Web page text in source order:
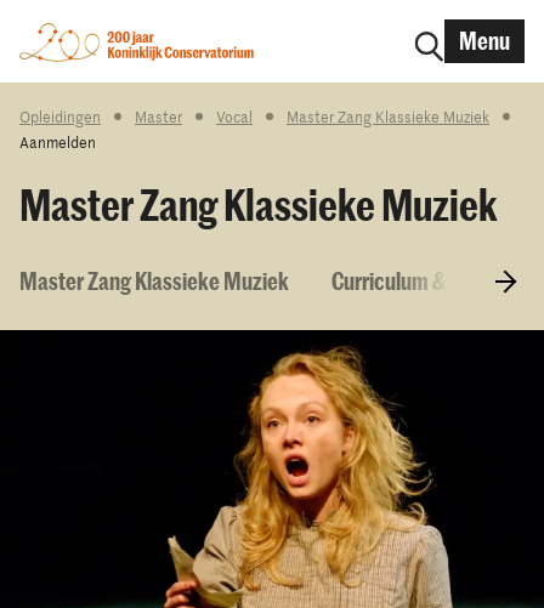
Menu
Opleidingen Master Vocal
Master Zang Klassieke Muziek
Aanmelden
Master Zang Klassieke Muziek
Master Zang Klassieke Muziek Curriculum & Vakken